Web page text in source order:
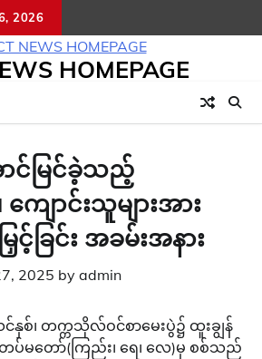
2026
HOMEPAGE
ာင်မြင်ခဲ့သည့်
ကျောင်းသူများအား
င့်ခြင်း အခမ်းအနား
2025 by admin
နှစ်၊ တက္ကသိုလ်ဝင်စာမေးပွဲ၌ ထူးချွန်
ပ်မတော်(ကြည်း၊ ရေ၊ လေ)မှ စစ်သည်